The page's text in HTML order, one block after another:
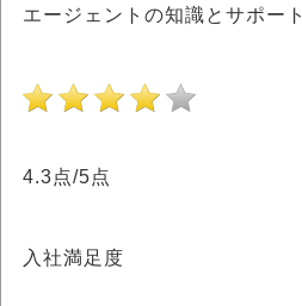
エージェントの知識とサポート
4.3点/5点
入社満足度